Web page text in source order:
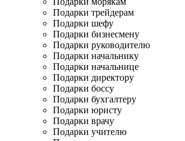
Подарки трейдерам
Подарки шефу
Подарки бизнесмену
Подарки руководителю
Подарки начальнику
Подарки начальнице
Подарки директору
Подарки боссу
Подарки бухгалтеру
Подарки юристу
Подарки врачу
Подарки учителю